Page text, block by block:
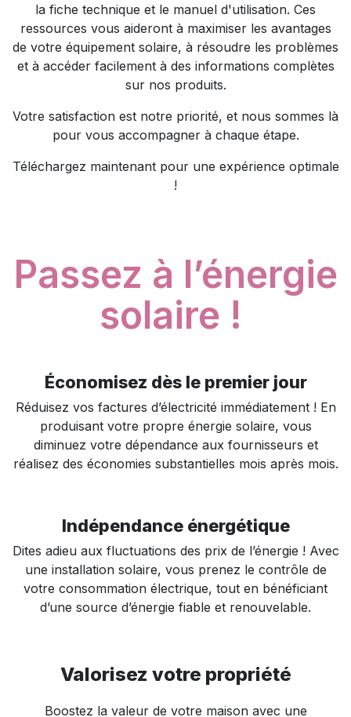
la fiche technique et le manuel d'utilisation. Ces
ressources vous aideront à maximiser les avantages
de votre équipement solaire, à résoudre les problèmes
et à accéder facilement à des informations complètes
sur nos produits.
Votre satisfaction est notre priorité, et nous sommes là
pour vous accompagner à chaque étape.
Téléchargez maintenant pour une expérience optimale
!
Passez à l’énergie
solaire !
Économisez dès le premier jour
Réduisez vos factures d’électricité immédiatement ! En
produisant votre propre énergie solaire, vous
diminuez votre dépendance aux fournisseurs et
réalisez des économies substantielles mois après mois.
Indépendance énergétique
Dites adieu aux fluctuations des prix de l’énergie ! Avec
une installation solaire, vous prenez le contrôle de
votre consommation électrique, tout en bénéficiant
d’une source d’énergie fiable et renouvelable.
Valorisez votre propriété
Boostez la valeur de votre maison avec une